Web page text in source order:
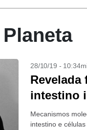
28/10/19 -
Revelada
intestino
Mecanismos
intestino e